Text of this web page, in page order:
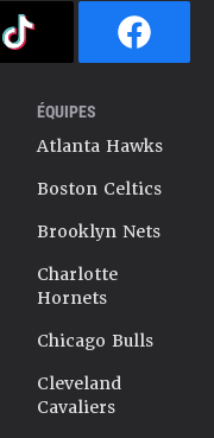
ÉQUIPES
Atlanta Hawks
Boston Celtics
Brooklyn Nets
Charlotte
Hornets
Chicago Bulls
Cleveland
Cavaliers